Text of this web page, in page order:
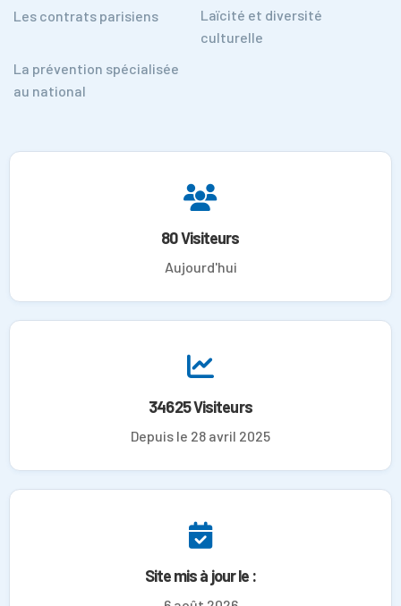
Les contrats parisiens
Laïcité et diversité
culturelle
La prévention spécialisée
au national
80 Visiteurs
Aujourd'hui
34625 Visiteurs
Depuis le 28 avril 2025
Site mis à jour le :